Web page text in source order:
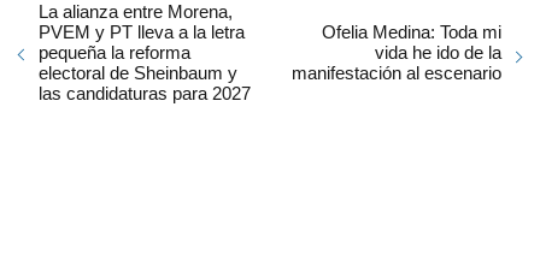
La alianza entre Morena,
PVEM y PT lleva a la letra
pequeña la reforma
electoral de Sheinbaum y
las candidaturas para 2027
Ofelia Medina: Toda mi
vida he ido de la
manifestación al escenario